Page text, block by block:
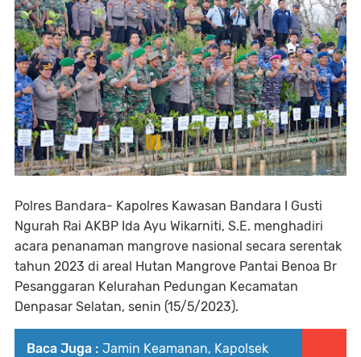
Polres Bandara- Kapolres Kawasan Bandara I Gusti
Ngurah Rai AKBP Ida Ayu Wikarniti, S.E. menghadiri
acara penanaman mangrove nasional secara serentak
tahun 2023 di areal Hutan Mangrove Pantai Benoa Br
Pesanggaran Kelurahan Pedungan Kecamatan
Denpasar Selatan, senin (15/5/2023).
Baca Juga : Jamin Keamanan, Kapolsek